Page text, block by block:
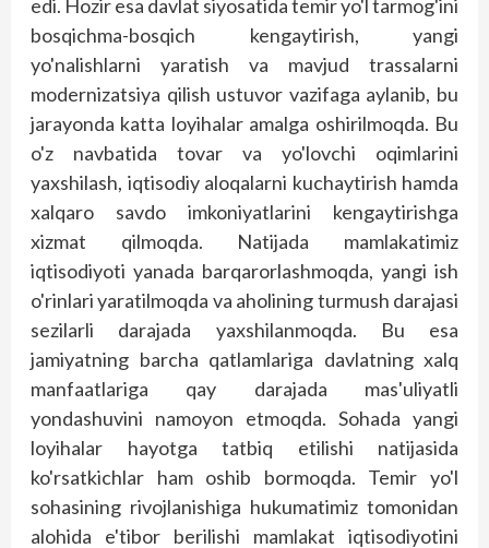
edi. Hozir esa davlat siyosatida temir yo'l tarmog'ini
bosqichma-bosqich kengaytirish, yangi
yo'nalishlarni yaratish va mavjud trassalarni
modernizatsiya qilish ustuvor vazifaga aylanib, bu
jarayonda katta loyihalar amalga oshirilmoqda. Bu
o'z navbatida tovar va yo'lovchi oqimlarini
yaxshilash, iqtisodiy aloqalarni kuchaytirish hamda
xalqaro savdo imkoniyatlarini kengaytirishga
xizmat qilmoqda. Natijada mamlakatimiz
iqtisodiyoti yanada barqarorlashmoqda, yangi ish
o'rinlari yaratilmoqda va aholining turmush darajasi
sezilarli darajada yaxshilanmoqda. Bu esa
jamiyatning barcha qatlamlariga davlatning xalq
manfaatlariga qay darajada mas'uliyatli
yondashuvini namoyon etmoqda. Sohada yangi
loyihalar hayotga tatbiq etilishi natijasida
ko'rsatkichlar ham oshib bormoqda. Temir yo'l
sohasining rivojlanishiga hukumatimiz tomonidan
alohida e'tibor berilishi mamlakat iqtisodiyotini